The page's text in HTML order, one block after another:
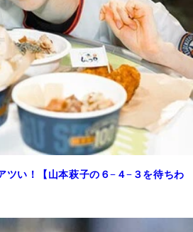
ツい！【山本萩子の６−４−３を待ちわ